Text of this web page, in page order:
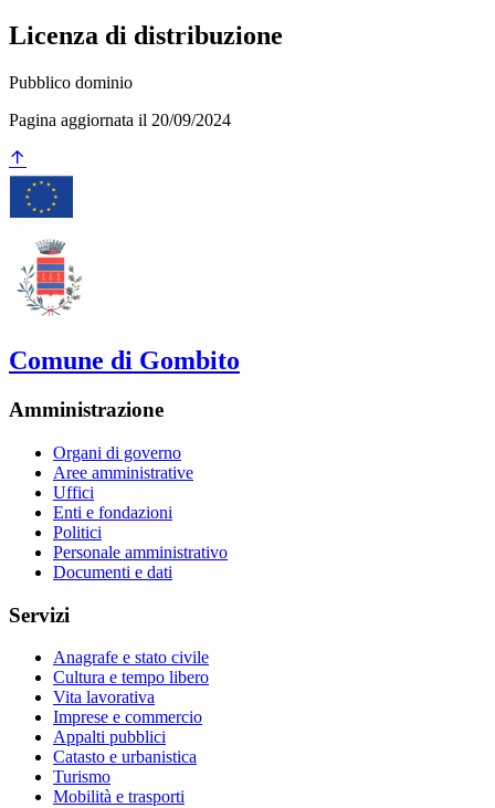
Licenza di distribuzione
Pubblico dominio
Pagina aggiornata il 20/09/2024
Comune di Gombito
Amministrazione
Organi di governo
Aree amministrative
Uffici
Enti e fondazioni
Politici
Personale amministrativo
Documenti e dati
Servizi
Anagrafe e stato civile
Cultura e tempo libero
Vita lavorativa
Imprese e commercio
Appalti pubblici
Catasto e urbanistica
Turismo
Mobilità e trasporti